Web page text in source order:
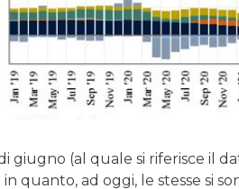
giugno (al quale si riferisce il
quanto, ad oggi, le stesse si